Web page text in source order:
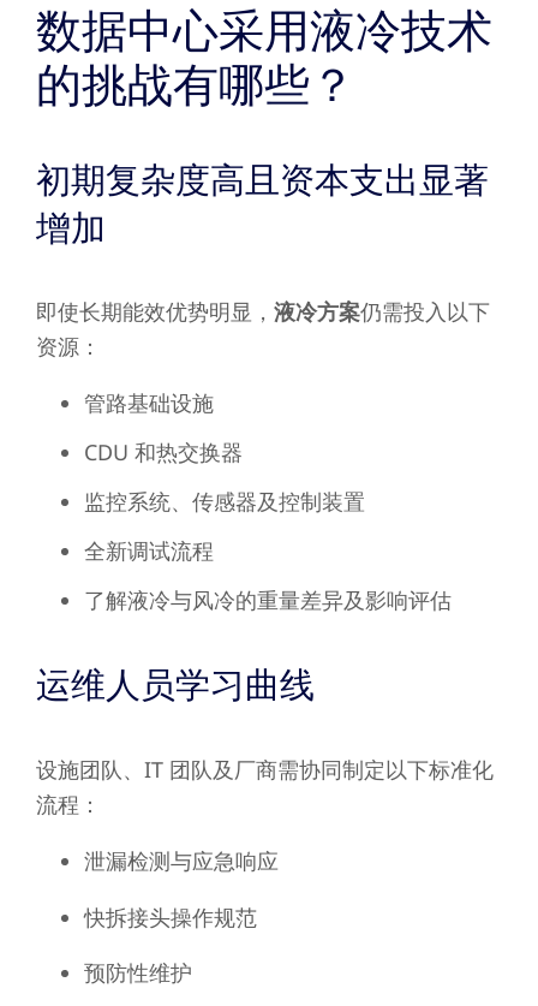
数据中心采用液冷技术
的挑战有哪些？
初期复杂度高且资本支出显著
增加
即使长期能效优势明显， 液冷方案仍需投入以下
资源：
管路基础设施
CDU 和热交换器
监控系统、传感器及控制装置
全新调试流程
了解液冷与风冷的重量差异及影响评估
运维人员学习曲线
设施团队、IT 团队及厂商需协同制定以下标准化
流程：
泄漏检测与应急响应
快拆接头操作规范
预防性维护